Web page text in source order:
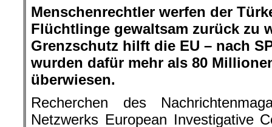
Menschenrechtler werfen der
Flüchtlinge gewaltsam zurück zu
Grenzschutz hilft die EU – nach
wurden dafür mehr als 80
überwiesen.
Recherchen des
Netzwerks European Investigative